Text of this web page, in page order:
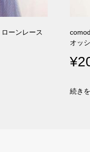
ンレース
オッ
¥
続き